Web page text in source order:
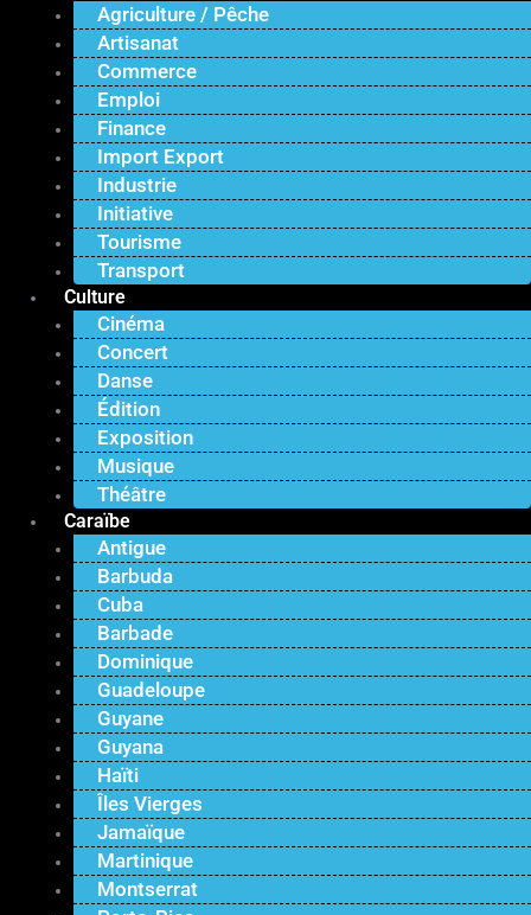
Agriculture / Pêche
Artisanat
Commerce
Emploi
Finance
Import Export
Industrie
Initiative
Tourisme
Transport
Culture
Cinéma
Concert
Danse
Édition
Exposition
Musique
Théâtre
Caraïbe
Antigue
Barbuda
Cuba
Barbade
Dominique
Guadeloupe
Guyane
Guyana
Haïti
Îles Vierges
Jamaïque
Martinique
Montserrat